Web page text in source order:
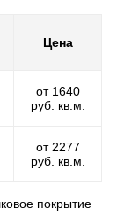
Цена
от 1640
руб. кв.м.
от 2277
руб. кв.м.
покрытие